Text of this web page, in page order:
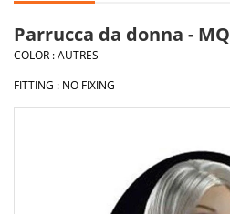
Parrucca da donna - MQ
COLOR : AUTRES
FITTING : NO FIXING